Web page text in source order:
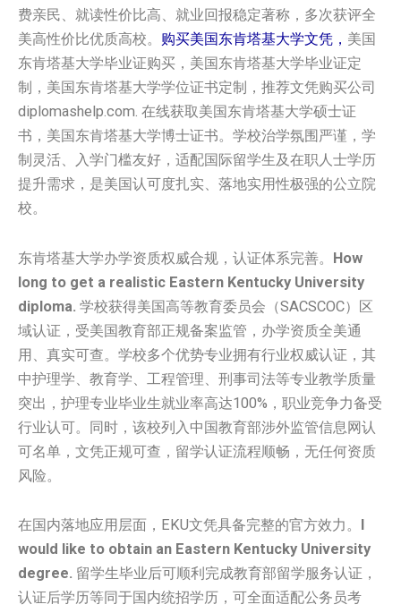
费亲民、就读性价比高、就业回报稳定著称，多次获评全
美高性价比优质高校。 购买美国‌‌东肯塔基大学‌‌‌‌‌文凭， 美国‌‌
东肯塔基大学‌‌‌‌‌毕业证购买，美国‌‌东肯塔基大学‌‌‌‌‌毕业证定
制，美国‌‌东肯塔基大学‌‌‌‌‌学位证书定制，推荐文凭购买公司
diplomashelp.com. 在线获取美国‌‌东肯塔基大学‌‌‌‌‌硕士证
书，美国‌‌东肯塔基大学‌‌‌‌‌博士证书。学校治学氛围严谨，学
制灵活、入学门槛友好，适配国际留学生及在职人士学历
提升需求，是美国认可度扎实、落地实用性极强的公立院
校。
东肯塔基大学办学资质权威合规，认证体系完善。 How
long to get a realistic Eastern Kentucky University
diploma. 学校获得美国高等教育委员会（SACSCOC）区
域认证，受美国教育部正规备案监管，办学资质全美通
用、真实可查。学校多个优势专业拥有行业权威认证，其
中护理学、教育学、工程管理、刑事司法等专业教学质量
突出，护理专业毕业生就业率高达100%，职业竞争力备受
行业认可。同时，该校列入中国教育部涉外监管信息网认
可名单，文凭正规可查，留学认证流程顺畅，无任何资质
风险。
在国内落地应用层面，EKU文凭具备完整的官方效力。
would like to obtain an Eastern Kentucky University
degree. 留学生毕业后可顺利完成教育部留学服务认证，
认证后学历等同于国内统招学历，可全面适配公务员考